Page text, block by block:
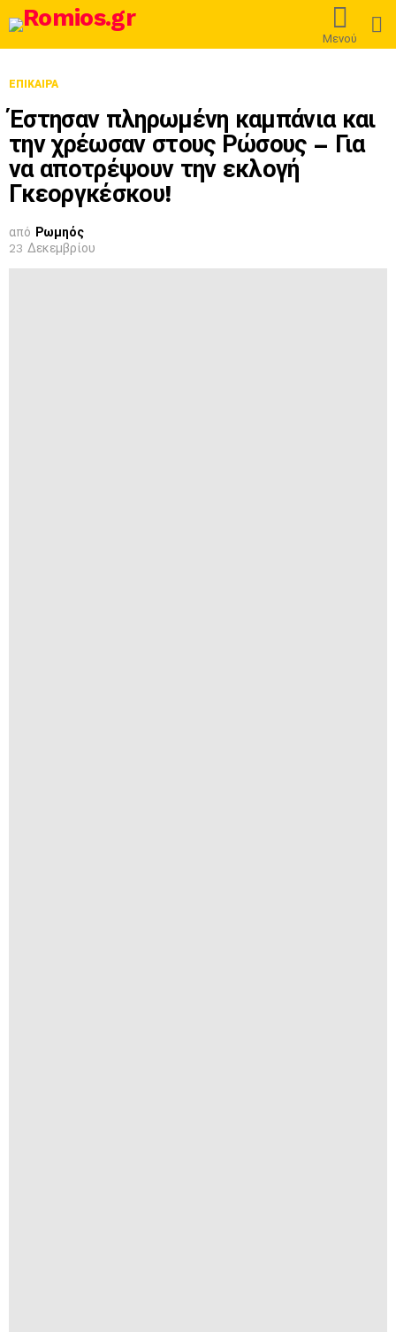
Μενού
ΕΠΊΚΑΙΡΑ
Έστησαν πληρωμένη καμπάνια και
την χρέωσαν στους Ρώσους – Για
να αποτρέψουν την εκλογή
Γκεοργκέσκου!
από Ρωμηός
23 Δεκεμβρίου